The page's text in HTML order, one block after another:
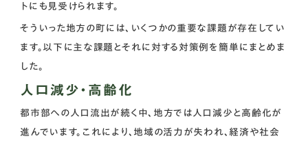
トにも見受けられます。
そういった地方の町には、いくつかの重要な課題が存在してい
ます。以下に主な課題とそれに対する対策例を簡単にまとめま
した。
人口減少・高齢化
都市部への人口流出が続く中、地方では人口減少と高齢化が
進んでいます。これにより、地域の活力が失われ、経済や社会